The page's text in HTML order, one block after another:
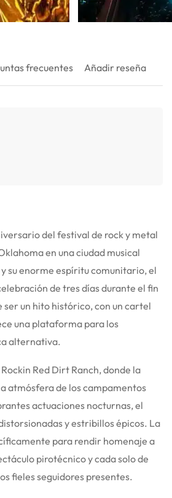
frecuentes Añadir reseña
del festival de rock y metal
en una ciudad musical
su enorme espíritu comunitario, el
de tres días durante el fin
un hito histórico, con un cartel
una plataforma para los
alternativa.
Red Dirt Ranch, donde la
atmósfera de los campamentos
actuaciones nocturnas, el
y estribillos épicos. La
para rendir homenaje a
pirotécnico y cada solo de
fieles seguidores presentes.